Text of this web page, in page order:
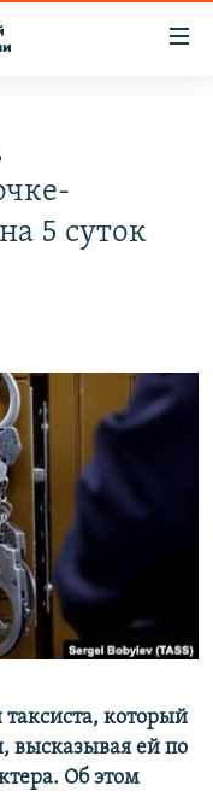
5 суток
который
высказывая ей по
Об этом